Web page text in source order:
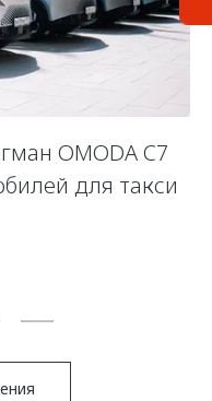
OMODA C7
для такси